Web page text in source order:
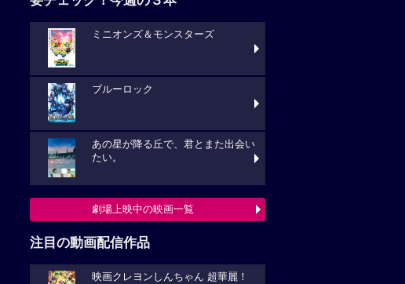
ミニオンズ＆モンスターズ
ブルーロック
あの星が降る丘で、君とまた出会い
たい。
劇場上映中の映画一覧
注目の動画配信作品
映画クレヨンしんちゃん 超華麗！